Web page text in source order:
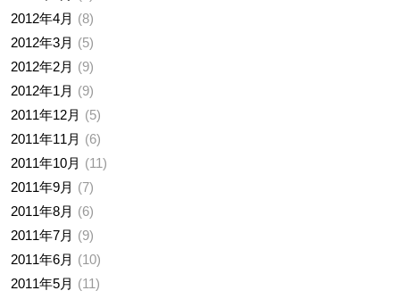
2012年4月
8
2012年3月
5
2012年2月
9
2012年1月
9
2011年12月
5
2011年11月
6
2011年10月
11
2011年9月
7
2011年8月
6
2011年7月
9
2011年6月
10
2011年5月
11